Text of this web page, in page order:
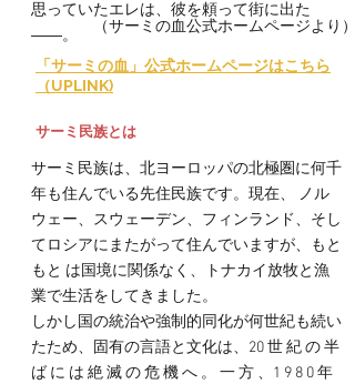
​「サーミの血」公式ホームページはこちら
（UPLINK)
（サーミの血公式ホームページより）
思っていたエレは、彼を頼って街に出た
――。
サーミ民族とは
サーミ民族は、北ヨーロッパの北極圏に何千
年も住んでいる先住民族です。現在、 ノル
ウェー、スウェーデン、フィンランド、そし
てロシアにまたがって住んでいますが、もと
もと は国境に関係なく、トナカイ放牧と漁
業で生活をしてきました。
しかし国の統治や強制的同化が何世紀も続い
たため、固有の言語と文化は、20 世 紀 の 半
ば に は 絶 滅 の 危 機 へ 。 一 方 、1 9 8 0 年